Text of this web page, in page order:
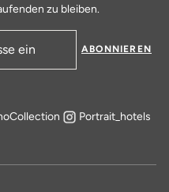
zu bleiben.
Mail-Adresse
ABONNIEREN
Portrait_hotels